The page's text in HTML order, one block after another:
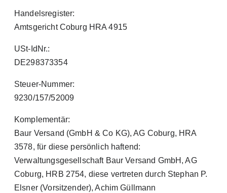
Handelsregister:
Amtsgericht Coburg HRA 4915
USt-IdNr.:
DE298373354
Steuer-Nummer:
9230/157/52009
Komplementär:
Baur Versand (GmbH & Co KG), AG Coburg, HRA
3578, für diese persönlich haftend:
Verwaltungsgesellschaft Baur Versand GmbH, AG
Coburg, HRB 2754, diese vertreten durch Stephan P.
Elsner (Vorsitzender), Achim Güllmann